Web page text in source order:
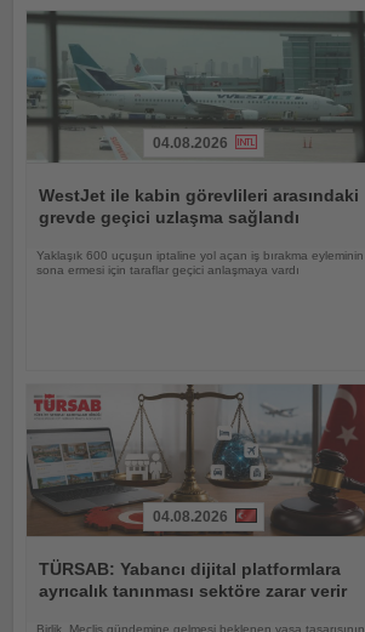
Oku
04.08.2026
WestJet ile kabin görevlileri arasındaki
grevde geçici uzlaşma sağlandı
Yaklaşık 600 uçuşun iptaline yol açan iş bırakma eyleminin
sona ermesi için taraflar geçici anlaşmaya vardı
Oku
04.08.2026
TÜRSAB: Yabancı dijital platformlara
ayrıcalık tanınması sektöre zarar verir
Birlik, Meclis gündemine gelmesi beklenen yasa tasarısının